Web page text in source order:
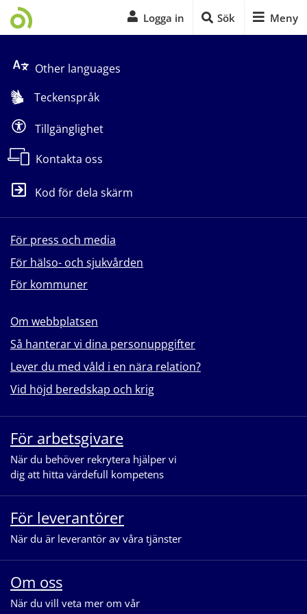
Logga in Sök Meny
Other languages
Teckenspråk
Tillgänglighet
Kontakta oss
Kod för dela skärm
För press och media
För hälso- och sjukvården
För kommuner
Om webbplatsen
Så hanterar vi dina personuppgifter
Lever du med våld i en nära relation?
Vid höjd beredskap och krig
För arbetsgivare
När du behöver rekrytera hjälper vi
dig att hitta värdefull kompetens
För leverantörer
När du är leverantör av våra tjänster
Om oss
När du vill veta mer om vår